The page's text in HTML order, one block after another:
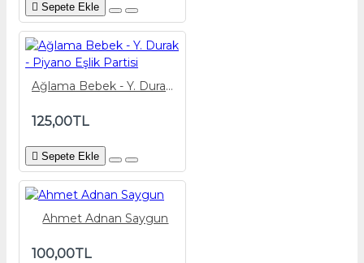
Sepete Ekle
Ağlama Bebek - Y. Durak - Piyano Eşlik Partisi
125,00TL
Sepete Ekle
Ahmet Adnan Saygun
100,00TL